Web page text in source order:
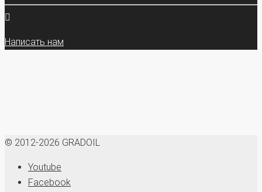
Написать нам
© 2012-2026 GRADOIL
Youtube
Facebook